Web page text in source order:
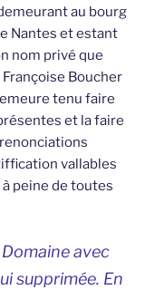
au bourg
Nantes et estant
nom privé que
Boucher
tenu faire
et la faire
vallables
à peine de toutes
avec
supprimée. En